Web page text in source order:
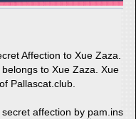
Affection to Xue Zaza.
to Xue Zaza. Xue
Pallascat.club.
affection by pam.ins